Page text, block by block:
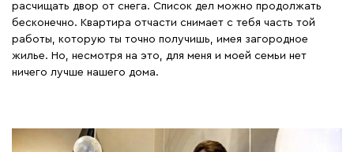
расчищать двор от снега. Список дел можно продолжать
бесконечно. Квартира отчасти снимает с тебя часть той
работы, которую ты точно получишь, имея загородное
жилье. Но, несмотря на это, для меня и моей семьи нет
ничего лучше нашего дома.